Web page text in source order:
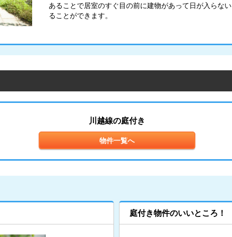
あることで居室のすぐ目の前に建物があって日が入らな
ることができます。
川越線の庭付き
物件一覧へ
庭付き物件のいいところ！